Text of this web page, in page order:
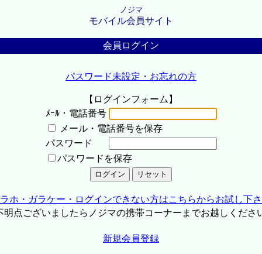
ノジマ
モバイル会員サイト
会員ログイン
パスワード未設定・お忘れの方
【ログインフォーム】
ﾒｰﾙ・電話番号
メール・電話番号を保存
パスワード
パスワードを保存
ホ・ガラケー・ログインできない方はこちらからお試し下
点ございましたらノジマの携帯コーナーまでお越しくださ
新規会員登録